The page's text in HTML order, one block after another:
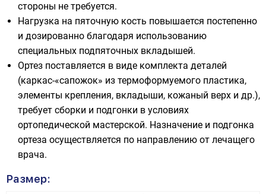
стороны не требуется.
Нагрузка на пяточную кость повышается постепенно
и дозированно благодаря использованию
специальных подпяточных вкладышей.
Ортез поставляется в виде комплекта деталей
(каркас-«сапожок» из термоформуемого пластика,
элементы крепления, вкладыши, кожаный верх и др.),
требует сборки и подгонки в условиях
ортопедической мастерской. Назначение и подгонка
ортеза осуществляется по направлению от лечащего
врача.
Размер: